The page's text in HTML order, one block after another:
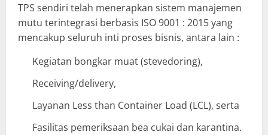
TPS sendiri telah menerapkan sistem manajemen
mutu terintegrasi berbasis ISO 9001 : 2015 yang
mencakup seluruh inti proses bisnis, antara lain :
Kegiatan bongkar muat (stevedoring),
Receiving/delivery,
Layanan Less than Container Load (LCL), serta
Fasilitas pemeriksaan bea cukai dan karantina.